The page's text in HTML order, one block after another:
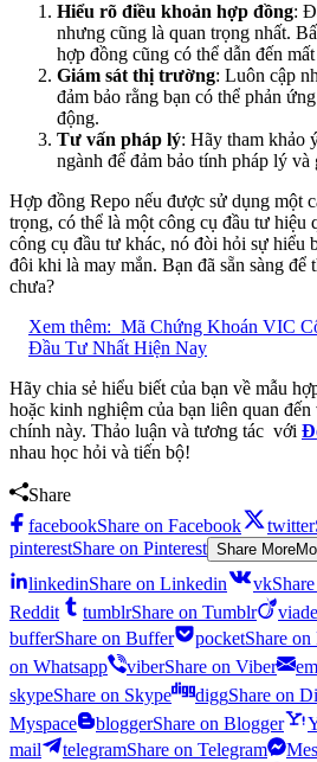
Hiểu rõ điều khoản hợp đồng:
nhưng cũng là quan trọng nhất.
hợp đồng cũng có thể dẫn đến
Giám sát thị trường: Luôn cập
đảm bảo rằng bạn có thể phản
động.
Tư vấn pháp lý: Hãy tham khảo
ngành để đảm bảo tính pháp lý và
Hợp đồng Repo nếu được sử dụng một
trọng, có thể là một công cụ đầu tư hiệu
công cụ đầu tư khác, nó đòi hỏi sự hiểu
đôi khi là may mắn. Bạn đã sẵn sàng
chưa?
Xem thêm: Mã Chứng Khoán VIC
Đầu Tư Nhất Hiện Nay
Hãy chia sẻ hiểu biết của bạn về mẫu
hoặc kinh nghiệm của bạn liên quan
chính này. Thảo luận và tương tác với
nhau học hỏi và tiến bộ!
Share
facebookShare on Facebook twitter
pinterestShare on Pinterest Share More
linkedinShare on Linkedin vk
Reddit
tumblrShare on Tumblr
bufferShare on Buffer pocketShare on
on Whatsapp
viberShare on Viber
skypeShare on Skype diggShare on
Myspace
bloggerShare on Blogger
mail
telegramShare on Telegram